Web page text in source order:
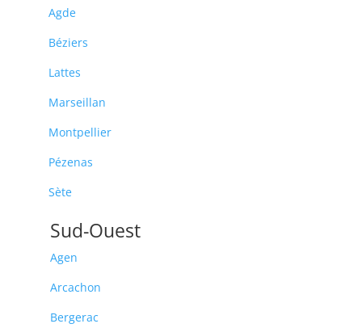
Agde
Béziers
Lattes
Marseillan
Montpellier
Pézenas
Sète
Sud-Ouest
Agen
Arcachon
Bergerac